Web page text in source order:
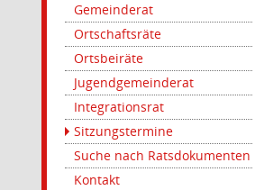
Gemeinderat
Ortschaftsräte
Ortsbeiräte
Jugendgemeinderat
Integrationsrat
Sitzungstermine
Suche nach Ratsdokumenten
Kontakt